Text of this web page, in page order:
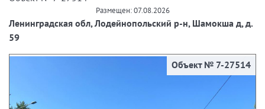
Размещен: 07.08.2026
Ленинградская обл, Лодейнопольский р-н, Шамокша д, д.
59
Объект № 7-27514